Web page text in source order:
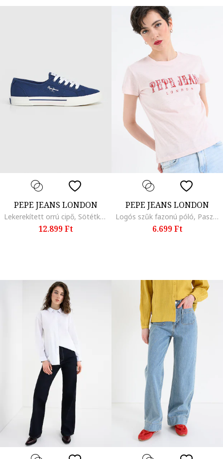
PEPE JEANS LONDON
Lekerekített orrú cipő, Sötétkék/Fehér
12.899 Ft
PEPE JEANS LONDON
Logós szűk fazonú póló, Pasztellrózsaszín
6.699 Ft